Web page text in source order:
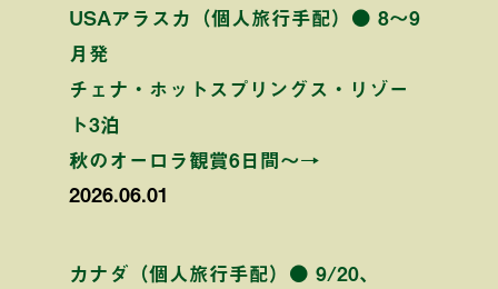
USAアラスカ（個人旅行手配）● 8〜9
月発
チェナ・ホットスプリングス・リゾー
ト3泊
秋のオーロラ観賞6日間〜→
2026.06.01
カナダ（個人旅行手配）● 9/20、